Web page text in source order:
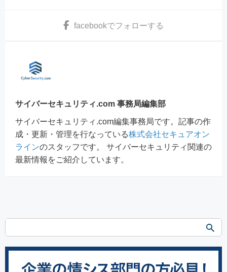
facebookでフォローする
サイバーセキュリティ.com 事務局編集部
サイバーセキュリティ.com編集事務局です。記事の作
成・更新・管理を行なっている株式会社セキュアオン
ラインのスタッフです。 サイバーセキュリティ関連の
最新情報をご紹介しています。